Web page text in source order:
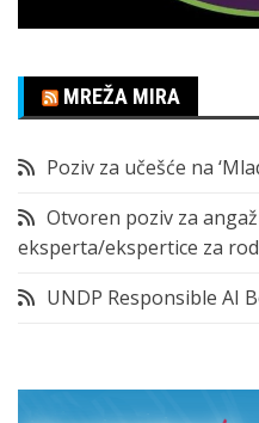
MREŽA MIRA
Poziv za učešće na
Otvoren poziv za
eksperta/ekspertice za
UNDP Responsible AI